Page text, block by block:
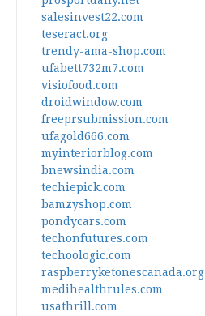
salesinvest22.com
teseract.org
trendy-ama-shop.com
ufabett732m7.com
visiofood.com
droidwindow.com
freeprsubmission.com
ufagold666.com
myinteriorblog.com
bnewsindia.com
techiepick.com
bamzyshop.com
pondycars.com
techonfutures.com
techoologic.com
raspberryketonescanada.org
medihealthrules.com
usathrill.com